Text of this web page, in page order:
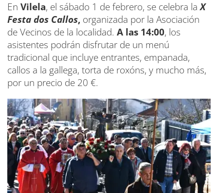
En Vilela, el sábado 1 de febrero, se celebra laX
Festa dos Callos, organizada por la Asociación
de Vecinos de la localidad. A las 14:00, los
asistentes podrán disfrutar de un menú
tradicional que incluye entrantes, empanada,
callos a la gallega, torta de roxóns, y mucho más,
por un precio de 20 €.